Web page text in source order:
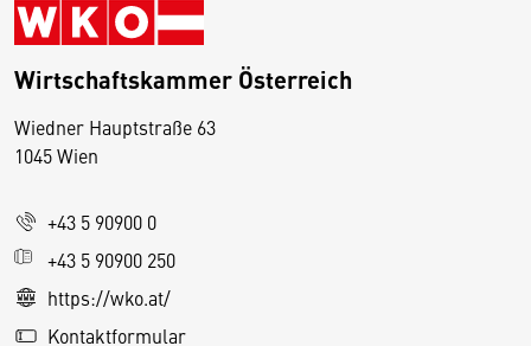
Wirtschaftskammer Österreich
Wiedner Hauptstraße 63
1045 Wien
+43 5 90900 0
+43 5 90900 250
https://wko.at/
Kontaktformular
D
s
e
S
e